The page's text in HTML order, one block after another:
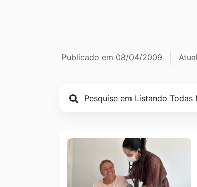
busca
para
Página
Informações
de
publicação
Publicado em 08/04/2009